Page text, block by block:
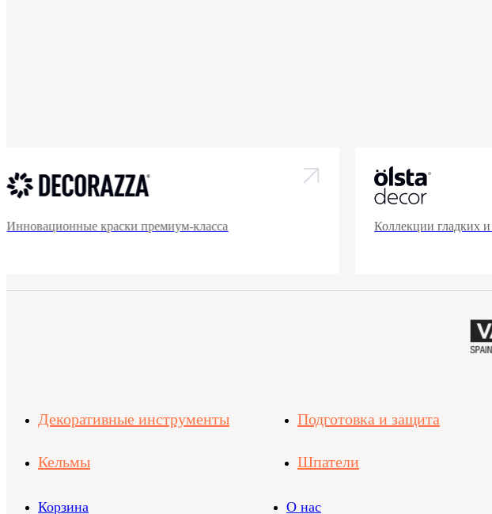
Инновационные краски премиум-класса Коллекции гладких
Декоративные инструменты Подготовка и защита
Кельмы Шпатели
Корзина О нас